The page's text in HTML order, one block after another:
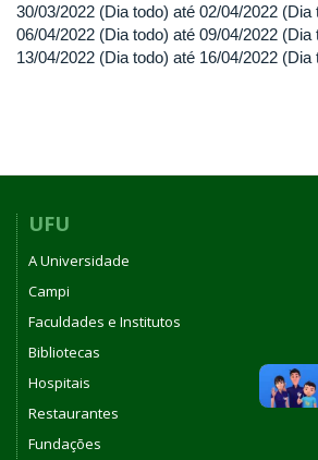
30/03/2022 (Dia todo) até 02/04/2022 (Dia
06/04/2022 (Dia todo) até 09/04/2022 (Dia
13/04/2022 (Dia todo) até 16/04/2022 (Dia
UFU
A Universidade
Campi
Faculdades e Institutos
Bibliotecas
Hospitais
Restaurantes
Fundações